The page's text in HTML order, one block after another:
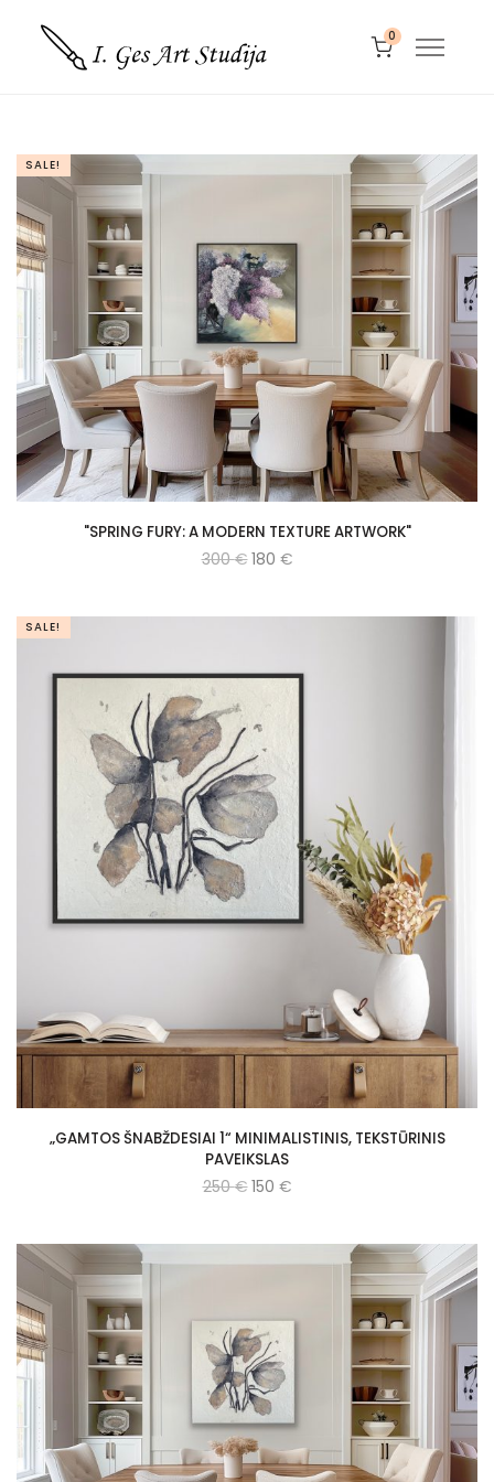
0
SALE!
"SPRING FURY: A MODERN TEXTURE ARTWORK"
300€180 €
SALE!
„GAMTOS ŠNABŽDESIAI 1“ MINIMALISTINIS, TEKSTŪRINIS
PAVEIKSLAS
250€150 €